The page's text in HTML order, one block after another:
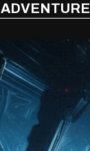
ADVENTURE